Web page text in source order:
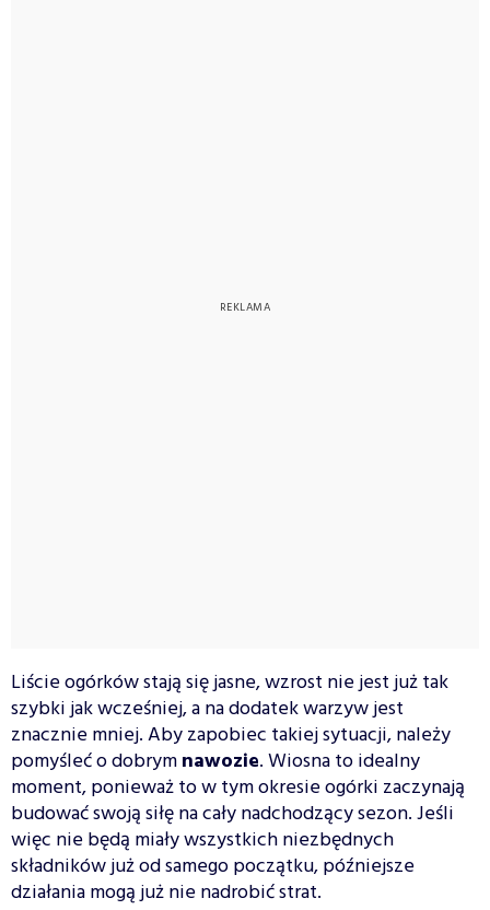
Liście ogórków stają się jasne, wzrost nie jest już tak
szybki jak wcześniej, a na dodatek warzyw jest
znacznie mniej. Aby zapobiec takiej sytuacji, należy
pomyśleć o dobrymnawozie. Wiosna to idealny
moment, ponieważ to w tym okresie ogórki zaczynają
budować swoją siłę na cały nadchodzący sezon. Jeśli
więc nie będą miały wszystkich niezbędnych
składników już od samego początku, późniejsze
działania mogą już nie nadrobić strat.